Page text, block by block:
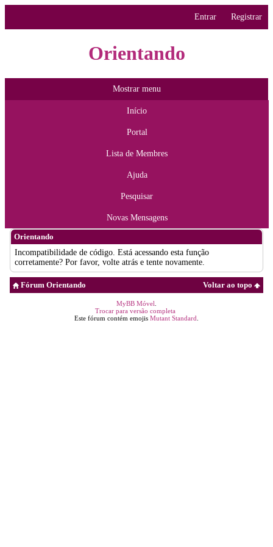
Entrar Registrar
Orientando
Mostrar menu
Início
Portal
Lista de Membres
Ajuda
Pesquisar
Novas Mensagens
Orientando
Incompatibilidade de código. Está acessando esta função
corretamente? Por favor, volte atrás e tente novamente.
Voltar ao topo
Fórum Orientando
MyBB Móvel
Trocar para versão completa
Este fórum contém emojis Mutant Standard